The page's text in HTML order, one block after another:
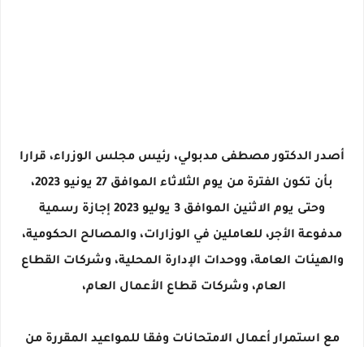
أصدر الدكتور مصطفى مدبولي، رئيس مجلس الوزراء، قرارا
بأن تكون الفترة من يوم الثلاثاء الموافق 27 يونيو 2023،
وحتى يوم الاثنين الموافق 3 يوليو 2023 إجازة رسمية
مدفوعة الأجر، للعاملين في الوزارات، والمصالح الحكومية،
والهيئات العامة، ووحدات الإدارة المحلية، وشركات القطاع
العام، وشركات قطاع الأعمال العام،
مع استمرار أعمال الامتحانات وفقا للمواعيد المقررة من